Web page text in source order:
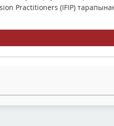
Practitioners (IFIP)